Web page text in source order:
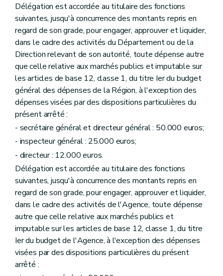
Délégation est accordée au titulaire des fonctions
suivantes, jusqu'à concurrence des montants repris en
regard de son grade, pour engager, approuver et liquider,
dans le cadre des activités du Département ou de la
Direction relevant de son autorité, toute dépense autre
que celle relative aux marchés publics et imputable sur
les articles de base 12, classe 1, du titre Ier du budget
général des dépenses de la Région, à l'exception des
dépenses visées par des dispositions particulières du
présent arrêté :
- secrétaire général et directeur général : 50.000 euros;
- inspecteur général : 25.000 euros;
- directeur : 12.000 euros.
Délégation est accordée au titulaire des fonctions
suivantes, jusqu'à concurrence des montants repris en
regard de son grade, pour engager, approuver et liquider,
dans le cadre des activités de l'Agence, toute dépense
autre que celle relative aux marchés publics et
imputable sur les articles de base 12, classe 1, du titre
Ier du budget de l'Agence, à l'exception des dépenses
visées par des dispositions particulières du présent
arrêté :